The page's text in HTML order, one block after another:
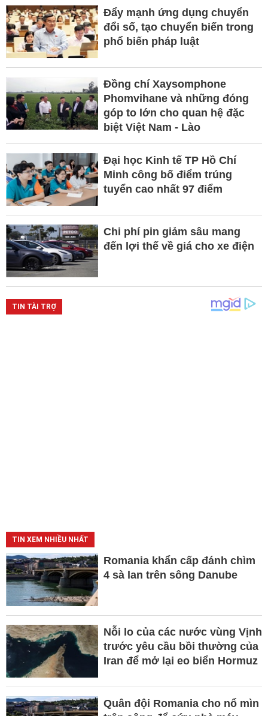
Đẩy mạnh ứng dụng chuyển
đổi số, tạo chuyển biến trong
phổ biến pháp luật
Đồng chí Xaysomphone
Phomvihane và những đóng
góp to lớn cho quan hệ đặc
biệt Việt Nam - Lào
Đại học Kinh tế TP Hồ Chí
Minh công bố điểm trúng
tuyển cao nhất 97 điểm
Chi phí pin giảm sâu mang
đến lợi thế về giá cho xe điện
TIN XEM NHIỀU NHẤT
Romania khẩn cấp đánh chìm
4 sà lan trên sông Danube
Nỗi lo của các nước vùng Vịnh
trước yêu cầu bồi thường của
Iran để mở lại eo biển Hormuz
Quân đội Romania cho nổ mìn